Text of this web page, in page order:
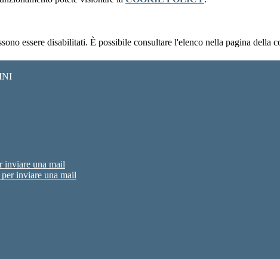
essere disabilitati. È possibile consultare l'elenco nella pagina della
inviare una mail
inviare una mail